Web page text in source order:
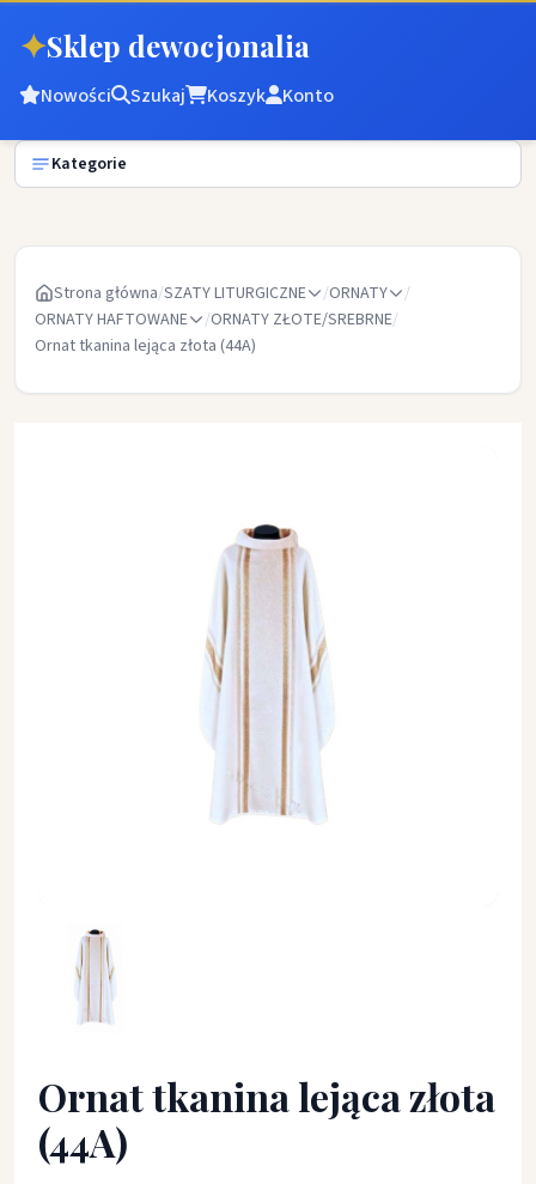
✦Sklep dewocjonalia
Nowości Szukaj Koszyk Konto
Kategorie
Strona główna/SZATY LITURGICZNE /ORNATY
/
ORNATY HAFTOWANE
/ORNATY ZŁOTE/SREBRNE/
Ornat tkanina lejąca złota (44A)
Ornat tkanina lejąca złota
(44A)